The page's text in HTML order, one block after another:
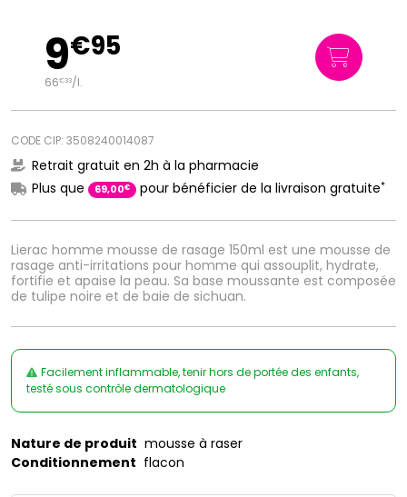
Lierac homme mousse de rasage 150ml est une mousse de
rasage anti-irritations pour homme qui assouplit, hydrate,
fortifie et apaise la peau. Sa base moussante est composée
de tulipe noire et de baie de sichuan.
9€95
66€33/l.
CODE CIP: 3508240014087
Retrait gratuit en 2h à la pharmacie
Plus que
69,00€ pour bénéficier de la livraison gratuite*
Facilement inflammable, tenir hors de portée des enfants,
testé sous contrôle dermatologique
Nature de produit mousse à raser
Conditionnement flacon